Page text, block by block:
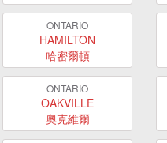
ONTARIO
HAMILTON
哈密爾頓
ONTARIO
OAKVILLE
奧克維爾